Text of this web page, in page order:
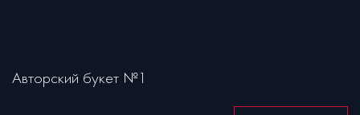
Авторский букет №1